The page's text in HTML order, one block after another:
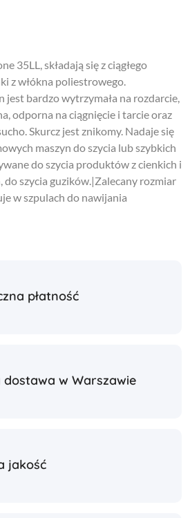
35LL, składają się z ciągłego
z włókna poliestrowego.
jest bardzo wytrzymała na rozdarcie,
odporna na ciągnięcie i tarcie oraz
Skurcz jest znikomy. Nadaje się
maszyn do szycia lub szybkich
do szycia produktów z cienkich i
szycia guzików.|Zalecany rozmiar
w szpulach do nawijania
płatność
dostawa w Warszawie
jakość